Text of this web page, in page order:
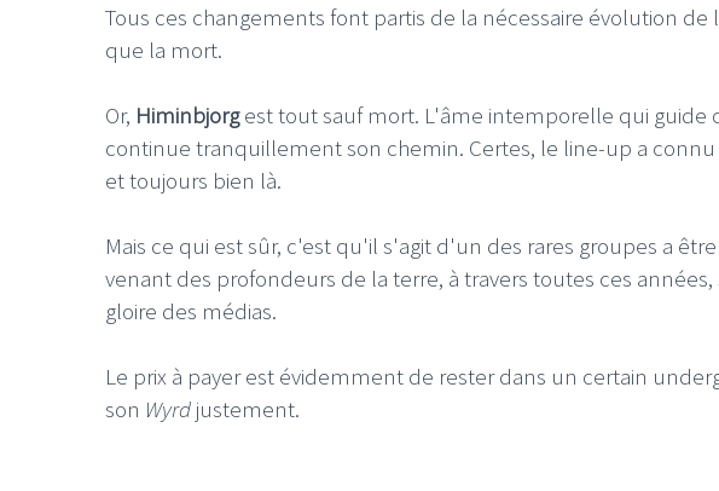
Tous ces changements font partis de la nécessaire évolution
que la mort.
Or, Himinbjorgest tout sauf mort. L'âme intemporelle qui
continue tranquillement son chemin. Certes, le line-up a
et toujours bien là.
Mais ce qui est sûr, c'est qu'il s'agit d'un des rares groupes a
venant des profondeurs de la terre, à travers toutes ces
gloire des médias.
Le prix à payer est évidemment de rester dans un certain
son Wyrd justement.